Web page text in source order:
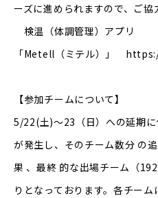
ーズに進められますので、ご協
検温（体調管理）アプリ
「Metell（ミテル）」
【参加チームについて】
5/22(土)～23（日）への延期
が発生し、そのチーム数分 の
果 、最終 的な出場チーム（
りとなっております。各チー